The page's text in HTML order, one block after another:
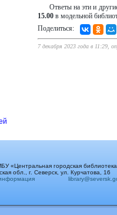
Ответы на эти и
15.00 в модельной
Поделиться:
7 декабря 2023 года в 11:29,
«Центральная городская
обл., г. Северск, ул. Курчатова, 16